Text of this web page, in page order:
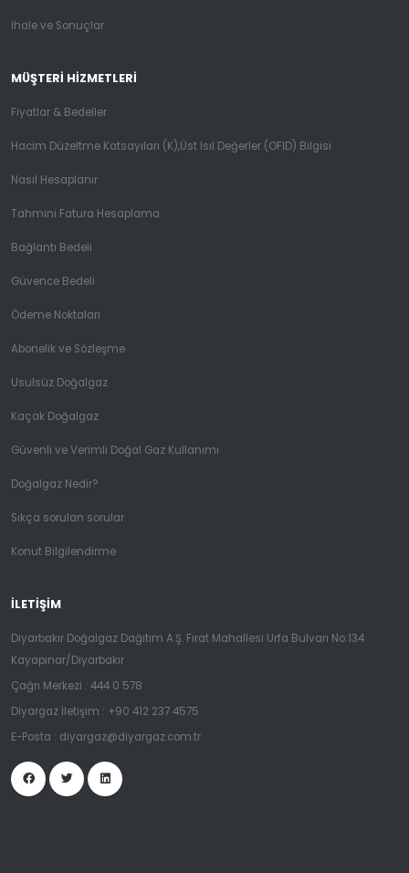
İhale ve Sonuçlar
MÜŞTERI HIZMETLERI
Fiyatlar & Bedeller
Hacim Düzeltme Katsayıları (K),Üst Isıl Değerler (OFID) Bilgisi
Nasıl Hesaplanır
Tahmini Fatura Hesaplama
Bağlantı Bedeli
Güvence Bedeli
Ödeme Noktaları
Abonelik ve Sözleşme
Usulsüz Doğalgaz
Kaçak Doğalgaz
Güvenli ve Verimli Doğal Gaz Kullanımı
Doğalgaz Nedir?
Sıkça sorulan sorular
Konut Bilgilendirme
İLETIŞIM
Diyarbakır Doğalgaz Dağıtım A.Ş. Fırat Mahallesi Urfa Bulvarı No:134
Kayapınar/Diyarbakır
Çağrı Merkezi : 444 0 578
Diyargaz İletişim : +90 412 237 4575
E-Posta : diyargaz@diyargaz.com.tr